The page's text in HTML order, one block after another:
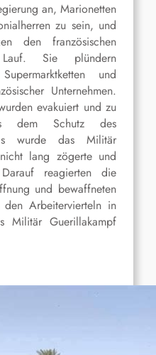
an, Marionetten
zu sein, und
den französischen
Sie plündern
und
Unternehmen.
evakuiert und zu
dem Schutz des
wurde das Militär
lang zögerte und
reagierten die
und bewaffneten
Arbeitervierteln in
Militär Guerillakampf